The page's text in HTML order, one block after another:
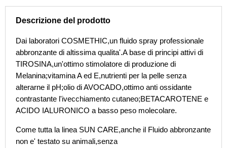
spray
abbronzatura
quantità
Descrizione del prodotto
Dai laboratori COSMETHIC,un fluido spray professionale
abbronzante di altissima qualita'.A base di principi attivi di
TIROSINA,un'ottimo stimolatore di produzione di
Melanina;vitamina A ed E,nutrienti per la pelle senza
alterarne il pH;olio di AVOCADO,ottimo anti ossidante
contrastante l'ivecchiamento cutaneo;BETACAROTENE e
ACIDO IALURONICO a basso peso molecolare.
Come tutta la linea SUN CARE,anche il Fluido abbronzante
non e' testato su animali,senza